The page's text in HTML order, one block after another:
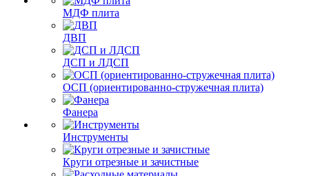
МДФ плита
ДВП
ДСП и ЛДСП
ОСП (ориентированно-стружечная плита)
Фанера
Инструменты
Круги отрезные и зачистные